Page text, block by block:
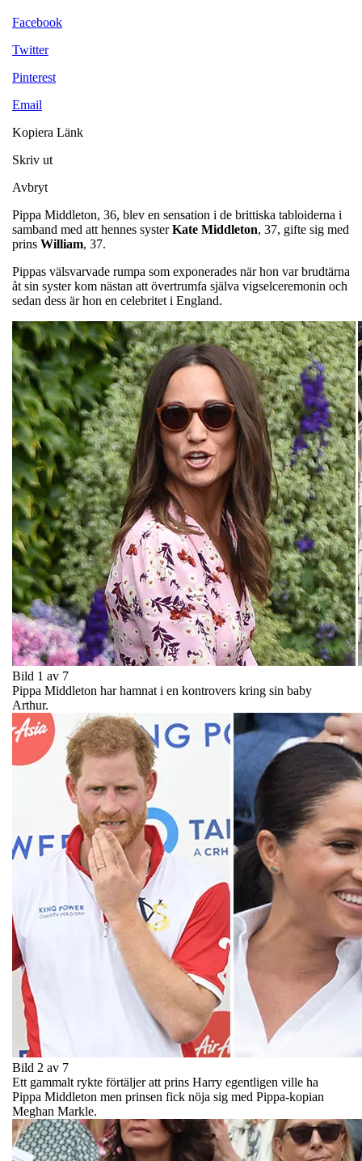
Facebook
Twitter
Pinterest
Email
Kopiera Länk
Skriv ut
Avbryt
Pippa Middleton, 36, blev en sensation i de brittiska tabloiderna i
samband med att hennes systerKate Middleton, 37, gifte sig med
prins William, 37.
Pippas välsvarvade rumpa som exponerades när hon var brudtärna
åt sin syster kom nästan att övertrumfa själva vigselceremonin och
sedan dess är hon en celebritet i England.
Bild 1 av 7
Pippa Middleton har hamnat i en kontrovers kring sin baby
Arthur.
Bild 2 av 7
Ett gammalt rykte förtäljer att prins Harry egentligen ville ha
Pippa Middleton men prinsen fick nöja sig med Pippa-kopian
Meghan Markle.